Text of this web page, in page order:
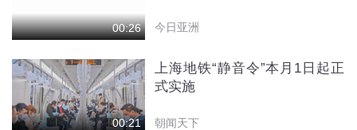
00:26 今日亚洲
00:21
上海地铁“静音令”本月1日起正
式实施
朝闻天下